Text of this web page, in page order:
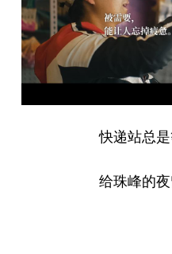
快递站总
给珠峰的